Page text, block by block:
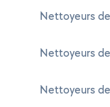
Nettoyeurs
Nettoyeurs
Nettoyeurs